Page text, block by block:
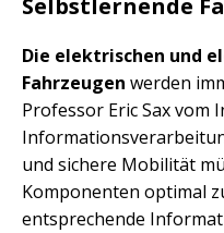
Selbstlernende
Die elektrischen und
Fahrzeugen werden
Professor Eric Sax
und sichere Mobilität
Komponenten optimal
entsprechende